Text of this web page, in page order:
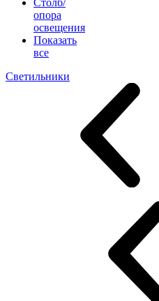
Столб/
опора
освещения
Показать
все
Светильники